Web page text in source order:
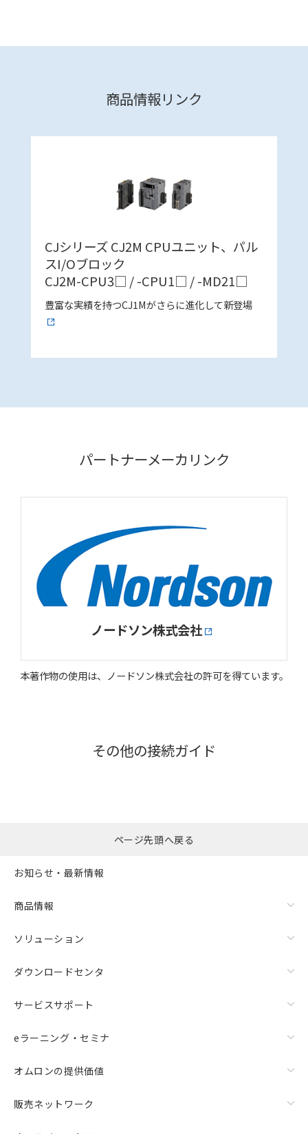
商品情報リンク
CJシリーズ CJ2M CPUユニット、パル
スI/Oブロック
CJ2M-CPU3□ / -CPU1□ / -MD21□
豊富な実績を持つCJ1Mがさらに進化して新登場
パートナーメーカリンク
ノードソン株式会社
本著作物の使用は、ノードソン株式会社の許可を得ています。
その他の接続ガイド
ページ先頭へ戻る
お知らせ・最新情報
商品情報
ソリューション
ダウンロードセンタ
サービスサポート
eラーニング・セミナ
オムロンの提供価値
販売ネットワーク